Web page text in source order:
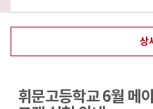
지
메
인
상
휘문고등학교 6월 메